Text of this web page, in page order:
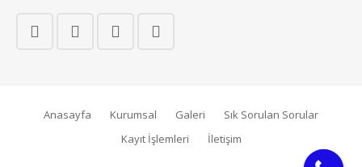
Anasayfa Kurumsal Galeri
Sık Sorulan Sorular
Kayıt İşlemleri
İletişim